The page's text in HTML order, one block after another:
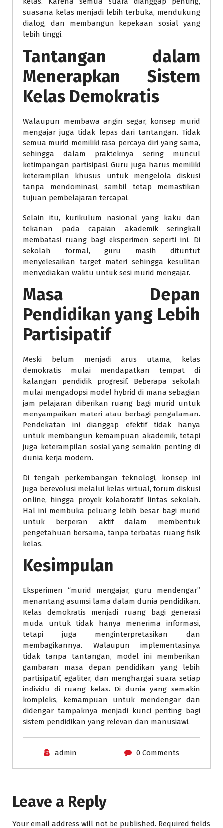
suasana kelas menjadi lebih terbuka, mendukung
dialog, dan membangun kepekaan sosial yang
lebih tinggi.
Tantangan dalam
Menerapkan Sistem
Kelas Demokratis
Walaupun membawa angin segar, konsep murid
mengajar juga tidak lepas dari tantangan. Tidak
semua murid memiliki rasa percaya diri yang sama,
sehingga dalam prakteknya sering muncul
ketimpangan partisipasi. Guru juga harus memiliki
keterampilan khusus untuk mengelola diskusi
tanpa mendominasi, sambil tetap memastikan
tujuan pembelajaran tercapai.
Selain itu, kurikulum nasional yang kaku dan
tekanan pada capaian akademik seringkali
membatasi ruang bagi eksperimen seperti ini. Di
sekolah formal, guru masih dituntut
menyelesaikan target materi sehingga kesulitan
menyediakan waktu untuk sesi murid mengajar.
Masa Depan
Pendidikan yang Lebih
Partisipatif
Meski belum menjadi arus utama, kelas
demokratis mulai mendapatkan tempat di
kalangan pendidik progresif. Beberapa sekolah
mulai mengadopsi model hybrid di mana sebagian
jam pelajaran diberikan ruang bagi murid untuk
menyampaikan materi atau berbagi pengalaman.
Pendekatan ini dianggap efektif tidak hanya
untuk membangun kemampuan akademik, tetapi
juga keterampilan sosial yang semakin penting di
dunia kerja modern.
Di tengah perkembangan teknologi, konsep ini
juga berevolusi melalui kelas virtual, forum diskusi
online, hingga proyek kolaboratif lintas sekolah.
Hal ini membuka peluang lebih besar bagi murid
untuk berperan aktif dalam membentuk
pengetahuan bersama, tanpa terbatas ruang fisik
kelas.
Kesimpulan
Eksperimen “murid mengajar, guru mendengar”
menantang asumsi lama dalam dunia pendidikan.
Kelas demokratis menjadi ruang bagi generasi
muda untuk tidak hanya menerima informasi,
tetapi juga menginterpretasikan dan
membagikannya. Walaupun implementasinya
tidak tanpa tantangan, model ini memberikan
gambaran masa depan pendidikan yang lebih
partisipatif, egaliter, dan menghargai suara setiap
individu di ruang kelas. Di dunia yang semakin
kompleks, kemampuan untuk mendengar dan
didengar tampaknya menjadi kunci penting bagi
sistem pendidikan yang relevan dan manusiawi.
admin 0 Comments
Leave a Reply
Your email address will not be published. Required fields